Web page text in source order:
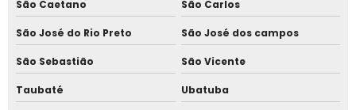
Sistema de ponto biométrico
Sistema de ponto eletrônico biométrico
Sistema de ponto eletrônico digital
São Caetano São Carlos
São José do Rio Preto São José dos campos
São Sebastião São Vicente
Taubaté Ubatuba